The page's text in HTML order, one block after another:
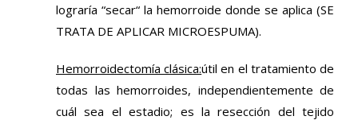
lograría “secar“ la hemorroide donde se aplica (SE
TRATA DE APLICAR MICROESPUMA).
Hemorroidectomía clásica:útil en el tratamiento de
todas las hemorroides, independientemente de
cuál sea el estadio; es la resección del tejido